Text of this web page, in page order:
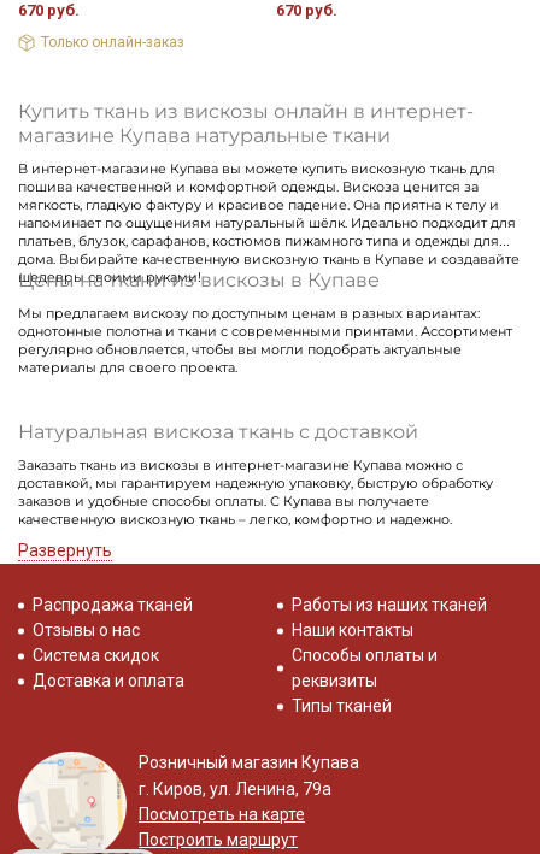
670 руб.
Только онлайн-заказ
670 руб.
Купить ткань из вискозы онлайн в интернет-
магазине Купава натуральные ткани
В интернет-магазине Купава вы можете купить вискозную ткань для
пошива качественной и комфортной одежды. Вискоза ценится за
мягкость, гладкую фактуру и красивое падение. Она приятна к телу и
напоминает по ощущениям натуральный шёлк. Идеально подходит для
платьев, блузок, сарафанов, костюмов пижамного типа и одежды для
дома. Выбирайте качественную вискозную ткань в Купаве и создавайте
шедевры своими руками!
Цены на ткани из вискозы в Купаве
Мы предлагаем вискозу по доступным ценам в разных вариантах:
однотонные полотна и ткани с современными принтами. Ассортимент
регулярно обновляется, чтобы вы могли подобрать актуальные
материалы для своего проекта.
Натуральная вискоза ткань с доставкой
Заказать ткань из вискозы в интернет-магазине Купава можно с
доставкой, мы гарантируем надежную упаковку, быструю обработку
заказов и удобные способы оплаты. С Купава вы получаете
качественную вискозную ткань – легко, комфортно и надежно.
Развернуть
Распродажа тканей
Отзывы о нас
Система скидок
Доставка и оплата
Работы из наших тканей
Наши контакты
Способы оплаты и
реквизиты
Типы тканей
Розничный магазин Купава
г. Киров, ул. Ленина, 79а
Посмотреть на карте
Построить маршрут
Ознакомлен(а) сПолитикой обработки персональных
данныхи даюСогласие на обработку персональных
ДаюСогласие на получение рекламных и
информационных рассылок